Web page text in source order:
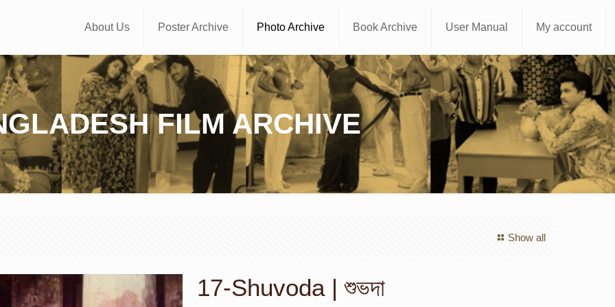
About Us Poster Archive Photo Archive Book Archive User Manual My account
FILM ARCHIVE
Show all
17-Shuvoda | শুভদা